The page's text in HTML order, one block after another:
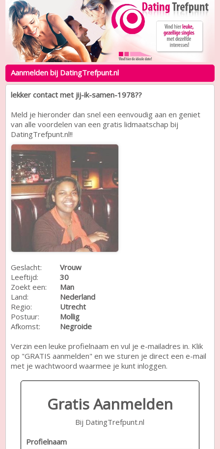
Aanmelden bij DatingTrefpunt.nl
lekker contact met jij-ik-samen-1978??
Meld je hieronder dan snel een eenvoudig aan en geniet
van alle voordelen van een gratis lidmaatschap bij
DatingTrefpunt.nl!!
Geslacht:
Vrouw
Leeftijd:
30
Zoekt een:
Man
Land:
Nederland
Regio:
Utrecht
Postuur:
Mollig
Afkomst:
Negroide
Verzin een leuke profielnaam en vul je e-mailadres in. Klik
op "GRATIS aanmelden" en we sturen je direct een e-mail
met je wachtwoord waarmee je kunt inloggen.
Gratis Aanmelden
Bij DatingTrefpunt.nl
Profielnaam